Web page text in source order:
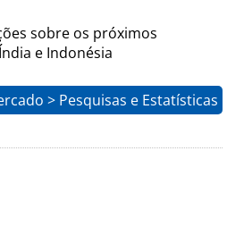
sobre os próximos
e Indonésia
> Pesquisas e Estatísticas